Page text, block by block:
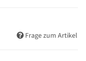
Frage zum Artikel